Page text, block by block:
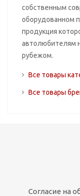
собственным
оборудованном
продукция
автолюбителям
рубежом.
Все товары
Все товары
Согласие на